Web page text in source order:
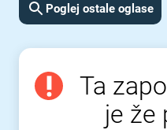
Poglej ostale oglase
Ta
je že